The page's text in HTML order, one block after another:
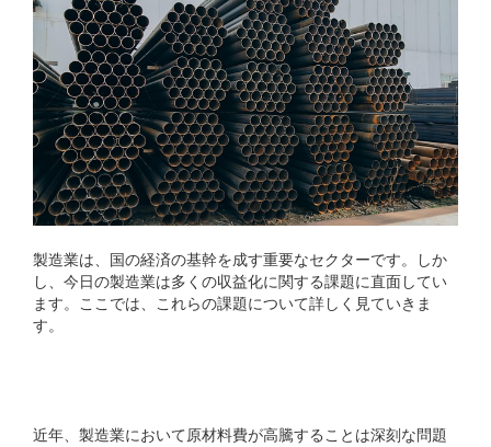
製造業は、国の経済の基幹を成す重要なセクターです。しか
し、今日の製造業は多くの収益化に関する課題に直面してい
ます。ここでは、これらの課題について詳しく見ていきま
す。
近年、製造業において原材料費が高騰することは深刻な問題